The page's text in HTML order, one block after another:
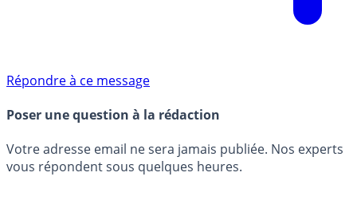
Répondre à ce message
Poser une question à la rédaction
Votre adresse email ne sera jamais publiée. Nos experts
vous répondent sous quelques heures.